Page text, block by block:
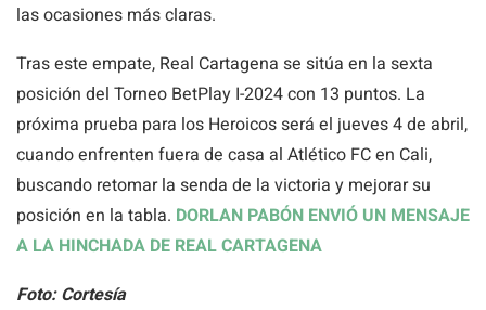
las ocasiones más claras.
Tras este empate, Real Cartagena se sitúa en la sexta
posición del Torneo BetPlay I-2024 con 13 puntos. La
próxima prueba para los Heroicos será el jueves 4 de abril,
cuando enfrenten fuera de casa al Atlético FC en Cali,
buscando retomar la senda de la victoria y mejorar su
posición en la tabla. DORLAN PABÓN ENVIÓ UN MENSAJE
A LA HINCHADA DE REAL CARTAGENA
Foto: Cortesía